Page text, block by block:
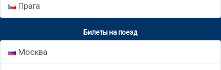
Прага
Билеты на поезд
Москва